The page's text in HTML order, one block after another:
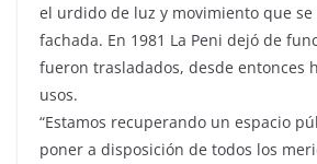
el urdido de luz y movimiento que
fachada. En 1981 La Peni dejó de
fueron trasladados, desde entonces
usos.
“Estamos recuperando un espacio
poner a disposición de todos los